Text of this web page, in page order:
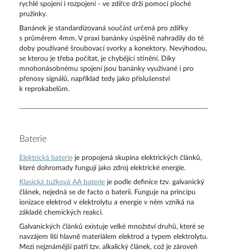
rychlé spojení i rozpojení - ve zdířce drží pomocí ploché
pružinky.
Banánek je standardizovaná součást určená pro zdířky
s průměrem 4mm. V praxi banánky úspěšně nahradily do té
doby používané šroubovací svorky a konektory. Nevýhodou,
se kterou je třeba počítat, je chybějící stínění. Díky
mnohonásobnému spojení jsou banánky využívané i pro
přenosy signálů, například tedy jako příslušenství
k reprokabelům.
Baterie
Elektrická baterie je propojená skupina elektrických článků,
které dohromady fungují jako zdroj elektrické energie.
Klasická tužková AA baterie je podle definice tzv. galvanický
článek, nejedná se de facto o baterii. Funguje na principu
ionizace elektrod v elektrolytu a energie v něm vzniká na
základě chemických reakcí.
Galvanických článků existuje velké množství druhů, které se
navzájem liší hlavně materiálem elektrod a typem elektrolytu.
Mezi nejznámější patří tzv. alkalický článek, což je zároveň